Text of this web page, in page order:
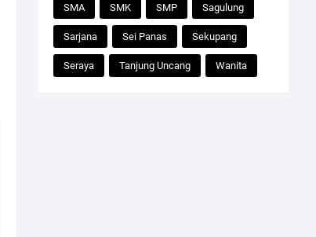
SMA SMK SMP Sagulung
Sarjana Sei Panas Sekupang
Seraya Tanjung Uncang Wanita